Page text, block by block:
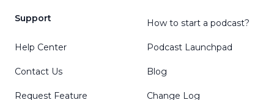
Support
Help Center
Contact Us
Request Feature
How to start a podcast?
Podcast Launchpad
Blog
Change Log